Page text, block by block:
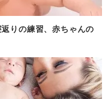
りの練習、赤ちゃんの